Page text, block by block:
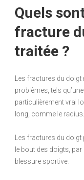
Quels
fracture
traitée ?
Les fractures du
problèmes, tels
particulièrement vrai
long, comme le radius.
Les fractures du
le bout des doigts,
blessure sportive.